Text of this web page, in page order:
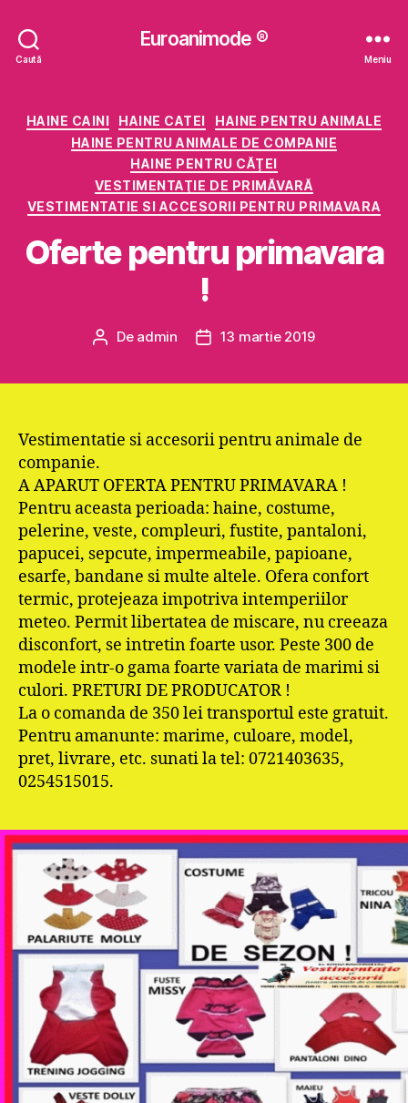
Caută
Euroanimode ®
Meniu
Categorii
HAINE CAINI HAINE CATEI
HAINE PENTRU ANIMALE
HAINE PENTRU ANIMALE DE COMPANIE
HAINE PENTRU CĂŢEI
VESTIMENTAŢIE DE PRIMĂVARĂ
VESTIMENTATIE SI ACCESORII PENTRU PRIMAVARA
Oferte pentru primavara
!
Autor
De admin
Dată13 martie 2019
Vestimentatie si accesorii pentru animale de
companie.
A APARUT OFERTA PENTRU PRIMAVARA !
Pentru aceasta perioada: haine, costume,
pelerine, veste, compleuri, fustite, pantaloni,
papucei, sepcute, impermeabile, papioane,
esarfe, bandane si multe altele. Ofera confort
termic, protejeaza impotriva intemperiilor
meteo. Permit libertatea de miscare, nu creeaza
disconfort, se intretin foarte usor. Peste 300 de
modele intr-o gama foarte variata de marimi si
culori. PRETURI DE PRODUCATOR !
La o comanda de 350 lei transportul este gratuit.
Pentru amanunte: marime, culoare, model,
pret, livrare, etc. sunati la tel: 0721403635,
0254515015.